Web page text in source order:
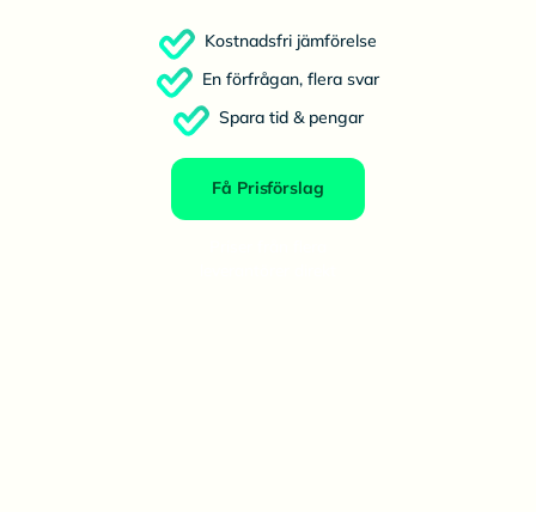
Kostnadsfri jämförelse
En förfrågan, flera svar
Spara tid & pengar
Få Prisförslag